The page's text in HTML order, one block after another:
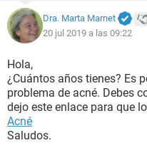
Dra. Marta Marnet
20 jul 2019 a las 09:22
Hola,
¿Cuántos años tienes? Es
problema de acné. Debes
dejo este enlace para que
Acné
Saludos.